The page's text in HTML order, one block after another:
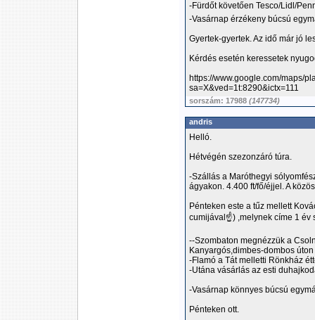
-Fürdőt követően Tesco/Lidl/
-Vasárnap érzékeny búcsú
Gyertek-gyertek. Az idő már jó
Kérdés esetén keressetek
https://www.google.com/maps/
sa=X&ved=1t:8290&ictx=111
sorszám: 17988 (147734)
andris
Helló.
Hétvégén szezonzáró túra.
-Szállás a Maróthegyi
ágyakon. 4.400 ft/fő/éjjel. A
Pénteken este a tűz mellett
cumijával☝️) ,melynek címe 1 év
--Szombaton megnézzük a
Kanyargós,dimbes-dombos
-Flamó a Tát melletti Rönkház
-Utána vásárlás az esti
-Vasárnap könnyes búcsú
Pénteken ott.